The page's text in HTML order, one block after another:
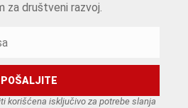
za društveni razvoj.
korišćena isključivo za potrebe slanja